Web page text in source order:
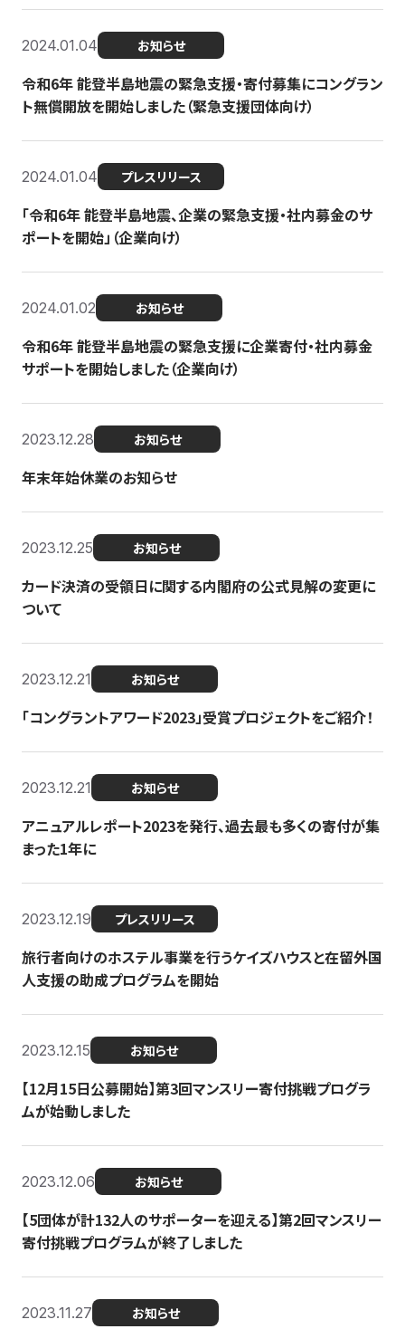
2024.01.04 お知らせ
令和6年 能登半島地震の緊急支援・寄付募集にコングラン
ト無償開放を開始しました（緊急支援団体向け）
2024.01.04 プレスリリース
「令和6年 能登半島地震、企業の緊急支援・社内募金のサ
ポートを開始」（企業向け）
2024.01.02 お知らせ
令和6年 能登半島地震の緊急支援に企業寄付・社内募金
サポートを開始しました（企業向け）
2023.12.28 お知らせ
年末年始休業のお知らせ
2023.12.25 お知らせ
カード決済の受領日に関する内閣府の公式見解の変更に
ついて
2023.12.21 お知らせ
「コングラントアワード2023」受賞プロジェクトをご紹介！
2023.12.21 お知らせ
アニュアルレポート2023を発行、過去最も多くの寄付が集
まった1年に
2023.12.19 プレスリリース
旅行者向けのホステル事業を行うケイズハウスと在留外国
人支援の助成プログラムを開始
2023.12.15 お知らせ
【12月15日公募開始】第3回マンスリー寄付挑戦プログラ
ムが始動しました
2023.12.06 お知らせ
【5団体が計132人のサポーターを迎える】第2回マンスリー
寄付挑戦プログラムが終了しました
2023.11.27 お知らせ